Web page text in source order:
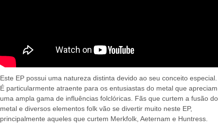
Este EP possui uma natureza distinta devido ao seu conceito especial.
É particularmente atraente para os entusiastas do metal que apreciam
uma ampla gama de influências folclóricas. Fãs que curtem a fusão do
metal e diversos elementos folk vão se divertir muito neste EP,
principalmente aqueles que curtem Merkfolk, Aeternam e Huntress.